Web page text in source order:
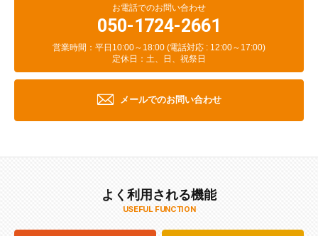
お電話でのお問い合わせ
050-1724-2661
営業時間：平日10:00～18:00 (電話対応 : 12:00～17:00)
定休日：土、日、祝祭日
メールでのお問い合わせ
よく利用される機能
USEFUL FUNCTION